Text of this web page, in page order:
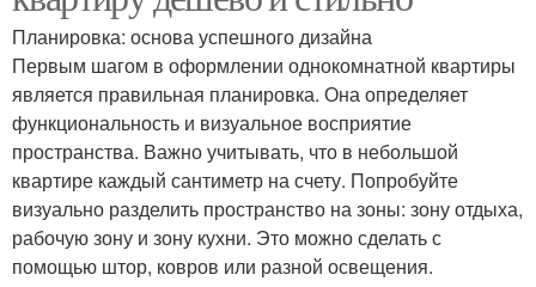
Планировка: основа успешного дизайна
Первым шагом в оформлении однокомнатной квартиры
является правильная планировка. Она определяет
функциональность и визуальное восприятие
пространства. Важно учитывать, что в небольшой
квартире каждый сантиметр на счету. Попробуйте
визуально разделить пространство на зоны: зону отдыха,
рабочую зону и зону кухни. Это можно сделать с
помощью штор, ковров или разной освещения.